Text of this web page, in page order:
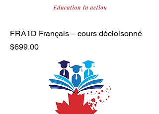
FRA1D Français – cours décloisonné
Price
$699.00